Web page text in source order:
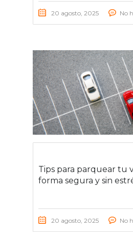
20 agosto, 2025 No
Tips para parquear tu
forma segura y sin
20 agosto, 2025 No